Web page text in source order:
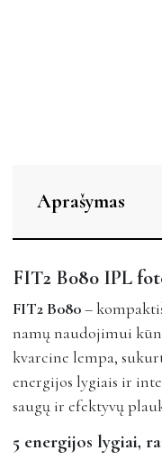
Aprašymas
FIT2 B080 IPL
FIT2 B080–
namų naudojimui
kvarcine lempa,
energijos lygiais ir
saugų ir efektyvų
5 energijos lygiai,